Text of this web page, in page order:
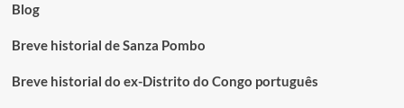
Blog
Breve historial de Sanza Pombo
Breve historial do ex-Distrito do Congo português